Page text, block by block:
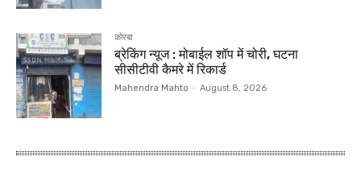
कोरबा
ब्रेकिंग न्यूज : मोबाईल शॉप में चोरी, घटना
सीसीटीवी कैमरे में रिकार्ड
Mahendra Mahto - August 8, 2026